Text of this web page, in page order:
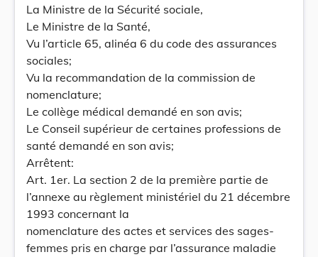
La Ministre de la Sécurité sociale,
Le Ministre de la Santé,
Vu l’article 65, alinéa 6 du code des assurances
sociales;
Vu la recommandation de la commission de
nomenclature;
Le collège médical demandé en son avis;
Le Conseil supérieur de certaines professions de
santé demandé en son avis;
Arrêtent:
Art. 1er. La section 2 de la première partie de
l’annexe au règlement ministériel du 21 décembre
1993 concernant la
nomenclature des actes et services des sages-
femmes pris en charge par l’assurance maladie